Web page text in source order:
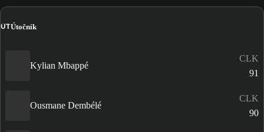
ÚTÚtočník
Kylian Mbappé
CLK
91
Ousmane Dembélé
CLK
90